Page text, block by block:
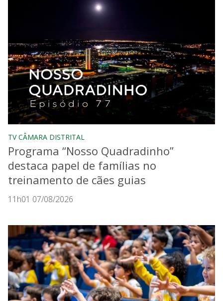
TV CÂMARA DISTRITAL
Programa “Nosso Quadradinho”
destaca papel de famílias no
treinamento de cães guias
11h01 07/08/2026